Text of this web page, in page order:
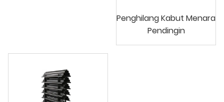
Penghilang Kabut Menara
Pendingin